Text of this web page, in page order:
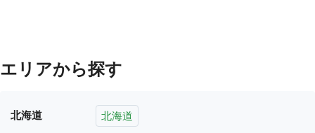
エリアから探す
北海道 北海道